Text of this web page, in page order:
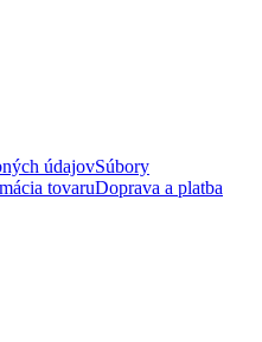
údajovSúbory
tovaruDoprava a platba